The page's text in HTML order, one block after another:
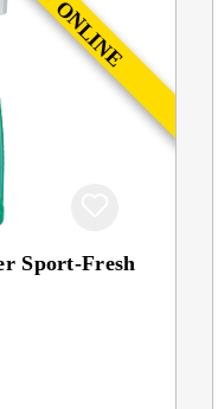
Sport-Fresh